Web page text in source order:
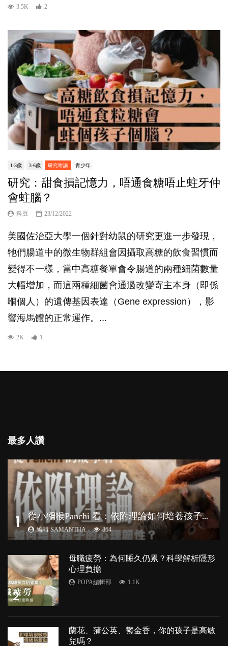
3.5K 2
1-3歲 3-6歲 研究咁講 青少年
研究：甜食損記憶力，唔通食糖唔止蛀牙仲
會蛀腦？
科豆 23/12/2022
美國佐治亞大學一個針對幼鼠的研究更進一步發現，
牠們腸道中的微生物群組會因攝取高糖的飲食習慣而
變得不一樣，當中高糖餐單會令腸道的兩種細菌數量
大幅增加，而這兩種細菌會通過改變寄主本身（即係
嗰個人）的遺傳基因表達（Gene expression），影
響海馬體的正常運作。...
2K 1
最多人讚
1 從
小獼猴Panchi 看：依附理論如何培養孩子心理韌性？
編輯 SAMANTHA 864
2
母職疲勞：為何睡久仍累？科學解析隱形
心理負擔
POPA編輯部 1.1K
蘭花、蒲公英、鬱金香，你的孩子是高敏
兒嗎？